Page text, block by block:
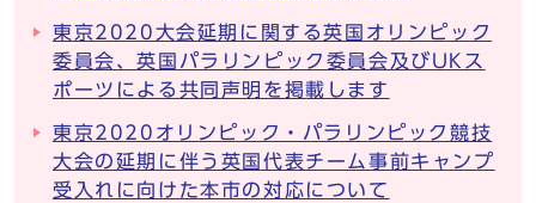
東京2020大会延期に関する英国オリンピック
委員会、英国パラリンピック委員会及びUKス
ポーツによる共同声明を掲載します
東京2020オリンピック・パラリンピック競技
大会の延期に伴う英国代表チーム事前キャンプ
受入れに向けた本市の対応について